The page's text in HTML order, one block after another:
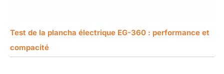
Test de la plancha électrique EG-360 : performance et
compacité